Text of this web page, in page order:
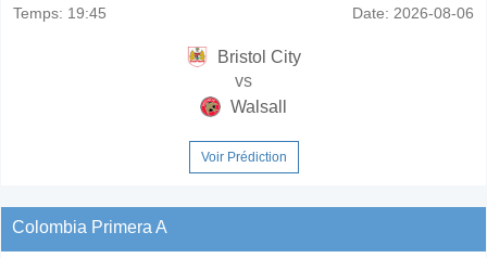
Temps: 19:45 Date: 2026-08-06
Bristol City
vs
Walsall
Voir Prédiction
Colombia Primera A